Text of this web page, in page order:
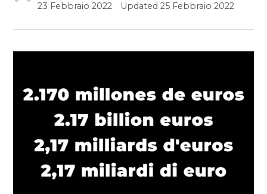
23 Febbraio 2022
Updated25 Febbraio 2022